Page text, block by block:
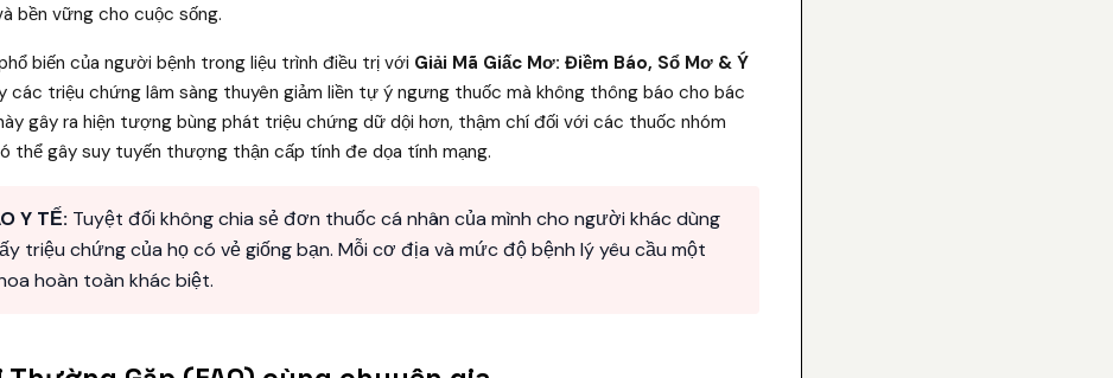
bền vững cho cuộc sống.
biến của người bệnh trong liệu trình điều trị với Giải Mã Giấc Mơ: Điềm Báo, Sổ Mơ & Ý
các triệu chứng lâm sàng thuyên giảm liền tự ý ngưng thuốc mà không thông báo cho bác
gây ra hiện tượng bùng phát triệu chứng dữ dội hơn, thậm chí đối với các thuốc nhóm
thể gây suy tuyến thượng thận cấp tính đe dọa tính mạng.
Y TẾ: Tuyệt đối không chia sẻ đơn thuốc cá nhân của mình cho người khác dùng
triệu chứng của họ có vẻ giống bạn. Mỗi cơ địa và mức độ bệnh lý yêu cầu một
hoàn toàn khác biệt.